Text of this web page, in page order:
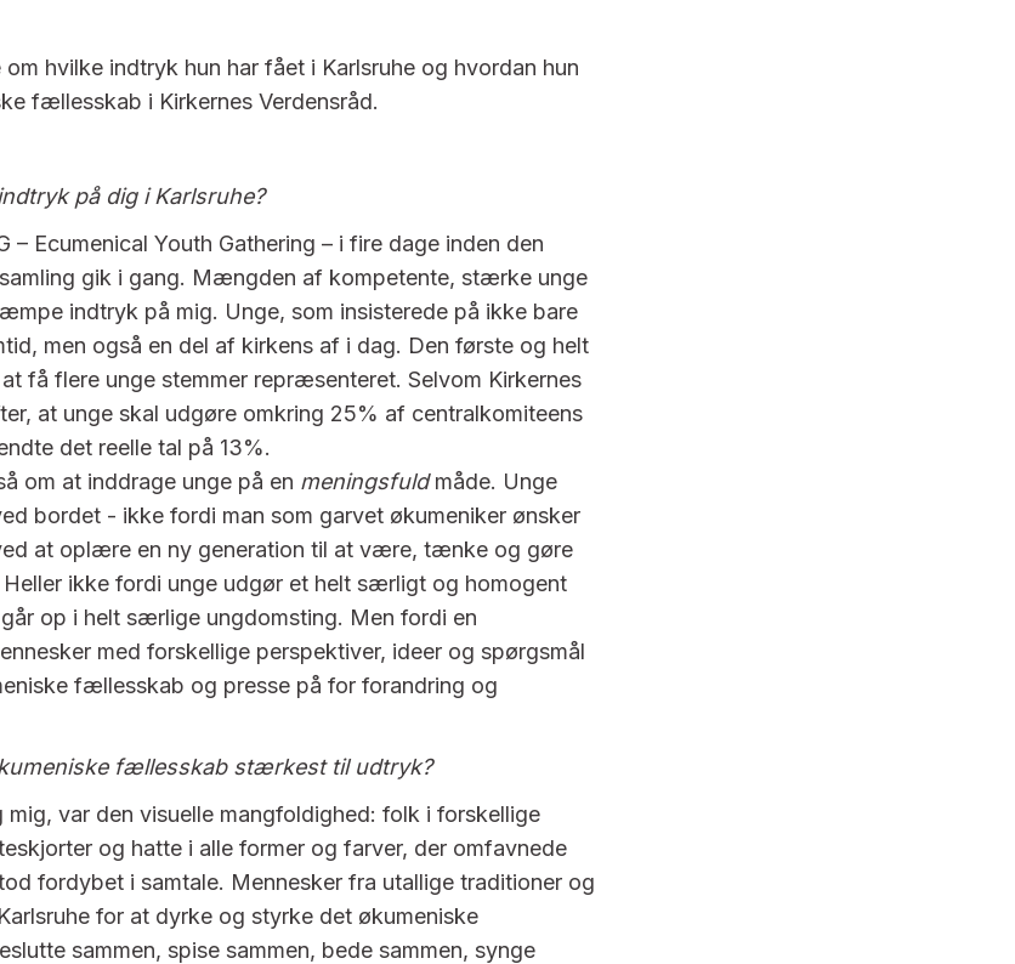
hvilke indtryk hun har fået i Karlsruhe og hvordan hun
fællesskab i Kirkernes Verdensråd.
på dig i Karlsruhe?
– Ecumenical Youth Gathering – i fire dage inden den
gik i gang. Mængden af kompetente, stærke unge
indtryk på mig. Unge, som insisterede på ikke bare
men også en del af kirkens af i dag. Den første og helt
få flere unge stemmer repræsenteret. Selvom Kirkernes
at unge skal udgøre omkring 25% af centralkomiteens
det reelle tal på 13%.
om at inddrage unge på en meningsfuldmåde. Unge
bordet - ikke fordi man som garvet økumeniker ønsker
at oplære en ny generation til at være, tænke og gøre
ikke fordi unge udgør et helt særligt og homogent
op i helt særlige ungdomsting. Men fordi en
med forskellige perspektiver, ideer og spørgsmål
fællesskab og presse på for forandring og
fællesskab stærkest til udtryk?
var den visuelle mangfoldighed: folk i forskellige
og hatte i alle former og farver, der omfavnede
fordybet i samtale. Mennesker fra utallige traditioner og
for at dyrke og styrke det økumeniske
sammen, spise sammen, bede sammen, synge